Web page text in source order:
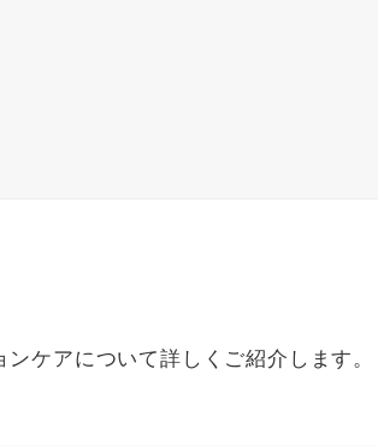
ケアについて詳しくご紹介します。